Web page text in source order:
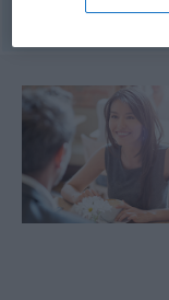
© OpenThesaurus.de